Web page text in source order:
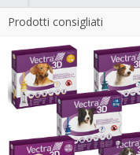
Prodotti consigliati